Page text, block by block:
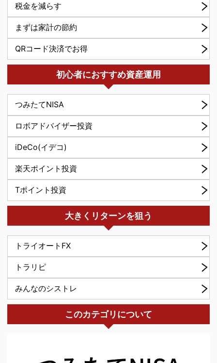
税金を減らす
まずは家計の節約
QRコード決済でお得
初心者におすすめ資産運用
つみたてNISA
ロボアドバイザー投資
iDeCo(イデコ)
楽天ポイント投資
Tポイント投資
大きくリターンを狙う
トライオートFX
トラリピ
みんなのシストレ
このカテゴリについて